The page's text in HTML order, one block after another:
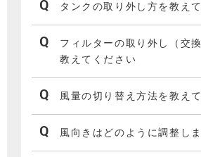
タンクの取り外し方を教え
フィルターの取り外し（交
教えてください
風量の切り替え方法を教え
風向きはどのように調整し